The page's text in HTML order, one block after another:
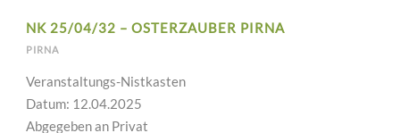
NK 25/04/32 – OSTERZAUBER PIRNA
PIRNA
Veranstaltungs-Nistkasten
Datum: 12.04.2025
Abgegeben an Privat